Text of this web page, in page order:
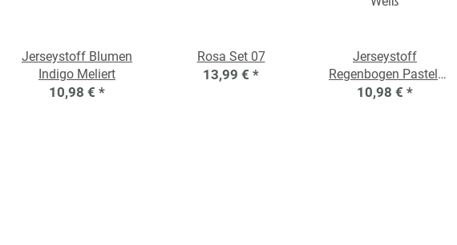
Jerseystoff Blumen
Indigo Meliert
10,98 € *
Rosa Set 07
13,99 € *
Jerseystoff
Regenbogen Pastell
Weiß
10,98 € *